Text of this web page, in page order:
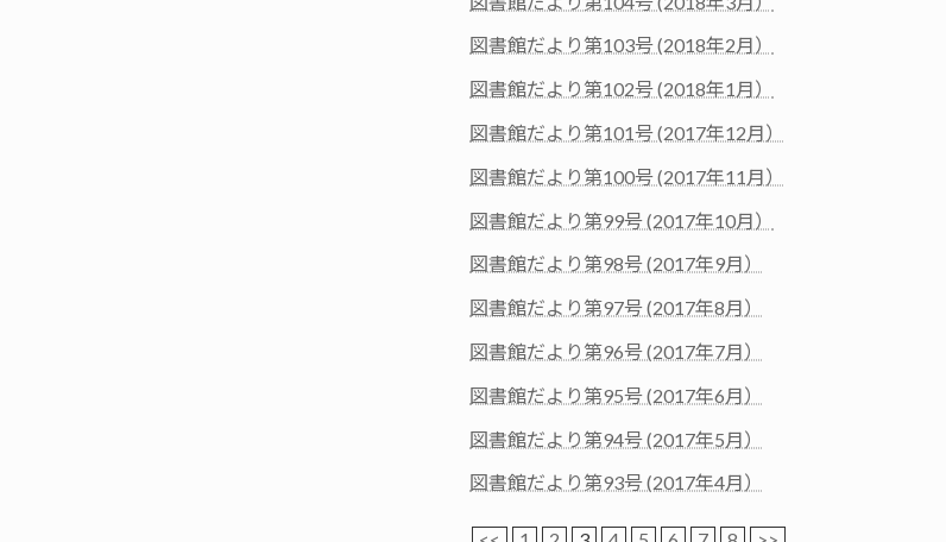
図書館だより第103号 (2018年2月）
図書館だより第102号 (2018年1月）
図書館だより第101号 (2017年12月）
図書館だより第100号 (2017年11月）
図書館だより第99号 (2017年10月）
図書館だより第98号 (2017年9月）
図書館だより第97号 (2017年8月）
図書館だより第96号 (2017年7月）
図書館だより第95号 (2017年6月）
図書館だより第94号 (2017年5月）
図書館だより第93号 (2017年4月）